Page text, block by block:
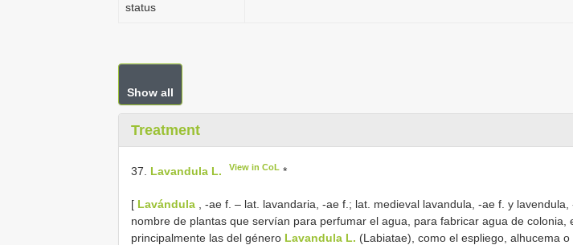
status
Show all
Treatment
37. Lavandula L. View in CoL *
[ Lavándula , -ae f. – lat. lavandaria, -ae f.; lat. medieval lavandula, -ae f. y lavendula,
nombre de plantas que servían para perfumar el agua, para fabricar agua de colonia,
principalmente las del género Lavandula L. (Labiatae), como el espliego, alhucema o